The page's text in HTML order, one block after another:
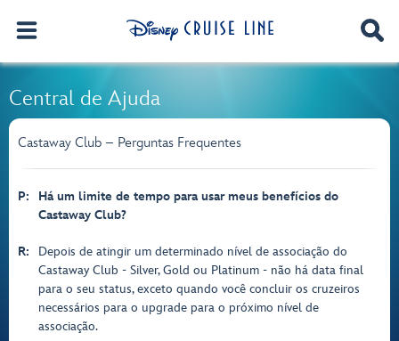
Central de Ajuda
Castaway Club – Perguntas Frequentes
P:
Há um limite de tempo para usar meus benefícios do
Castaway Club?
R:
Depois de atingir um determinado nível de associação do
Castaway Club - Silver, Gold ou Platinum - não há data final
para o seu status, exceto quando você concluir os cruzeiros
necessários para o upgrade para o próximo nível de
associação.